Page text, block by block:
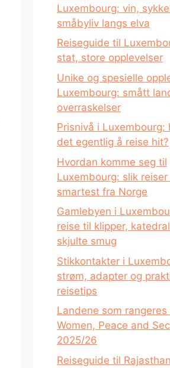
Luxembourg: vin,
småbyliv langs elva
Reiseguide til
stat, store opplevelser
Unike og spesielle
Luxembourg: smått
overraskelser
Prisnivå i Luxembourg:
det egentlig å reise hit?
Hvordan komme seg til
Luxembourg: slik reiser
smartest fra Norge
Gamlebyen i
reise til klipper,
skjulte smug
Stikkontakter i
strøm, adapter og
reisetips
Landene som
Women, Peace and
2025/26
Reiseguide til